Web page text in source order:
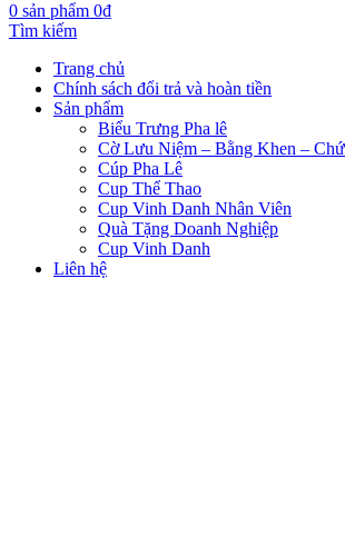
0 sản phẩm 0₫
Tìm kiếm
Trang chủ
Chính sách đổi trả và hoàn tiền
Sản phẩm
Biểu Trưng Pha lê
Cờ Lưu Niệm – Bằng Khen –
Cúp Pha Lê
Cup Thể Thao
Cup Vinh Danh Nhân Viên
Quà Tặng Doanh Nghiệp
Cup Vinh Danh
Liên hệ